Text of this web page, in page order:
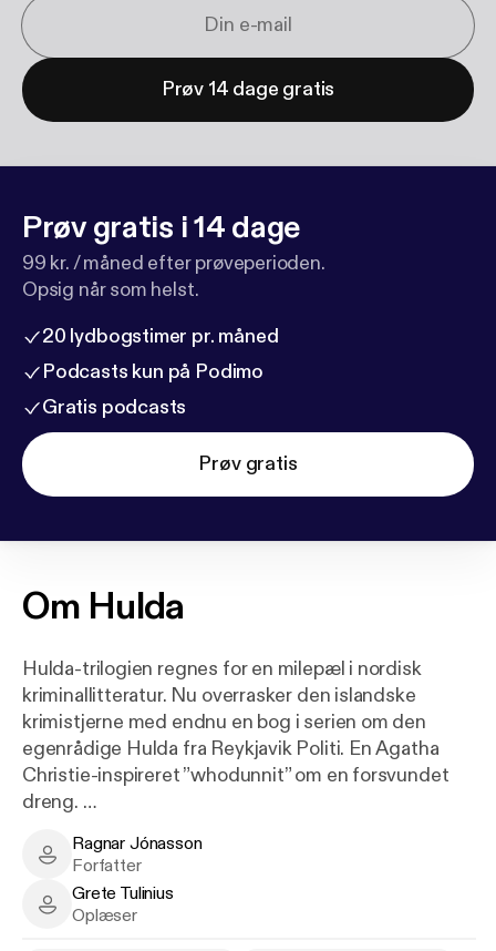
Prøv 14 dage gratis
Prøv gratis i 14 dage
99 kr. / måned efter prøveperioden.
Opsig når som helst.
20 lydbogstimer pr. måned
Podcasts kun på Podimo
Gratis podcasts
Prøv gratis
Om Hulda
Hulda-trilogien regnes for en milepæl i nordisk
kriminallitteratur. Nu overrasker den islandske
krimistjerne med endnu en bog i serien om den
egenrådige Hulda fra Reykjavik Politi. En Agatha
Christie-inspireret ”whodunnit” om en forsvundet
dreng.
1980. En aften modtager Hulda Hermannsdóttir fra
Reykjavik Politi et opkald fra sin nye chef. I en
jagthytte nordpå har man fundet en bamse, som
Ragnar Jónasson - Author
Ragnar Jónasson
Forfatter
Grete Tulinius - Narrator
Grete Tulinius
Oplæser